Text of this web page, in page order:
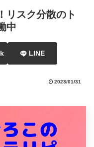
リスク分散のト
中
LINE
2023/01/31